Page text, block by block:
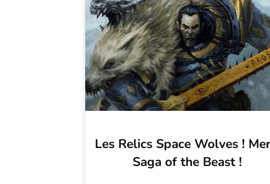
Les Relics Space Wolves !
Saga of the Beast !